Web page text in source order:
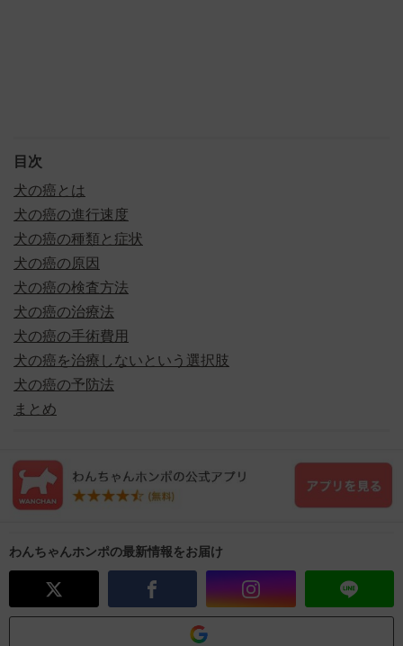
目次
犬の癌とは
犬の癌の進行速度
犬の癌の種類と症状
犬の癌の原因
犬の癌の検査方法
犬の癌の治療法
犬の癌の手術費用
犬の癌を治療しないという選択肢
犬の癌の予防法
まとめ
わんちゃんホンポの最新情報をお届け